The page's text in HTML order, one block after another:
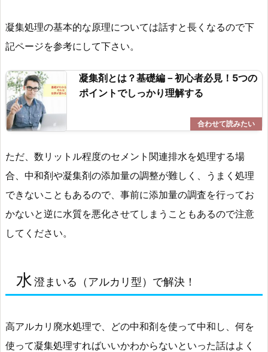
凝集処理の基本的な原理については話すと長くなるので下
記ページを参考にして下さい。
凝集剤とは？基礎編－初心者必見！5つの
ポイントでしっかり理解する
ただ、数リットル程度のセメント関連排水を処理する場
合、中和剤や凝集剤の添加量の調整が難しく、うまく処理
できないこともあるので、事前に添加量の調査を行ってお
かないと逆に水質を悪化させてしまうこともあるので注意
してください。
水澄まいる（アルカリ型）で解決！
高アルカリ廃水処理で、どの中和剤を使って中和し、何を
使って凝集処理すればいいかわからないといった話はよく